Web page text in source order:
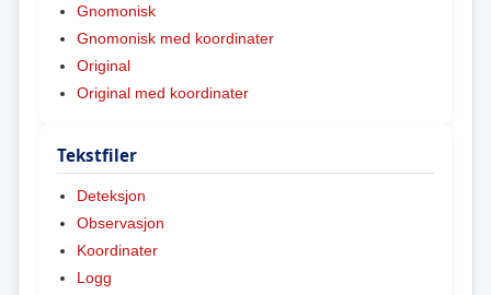
Gnomonisk
Gnomonisk med koordinater
Original
Original med koordinater
Tekstfiler
Deteksjon
Observasjon
Koordinater
Logg